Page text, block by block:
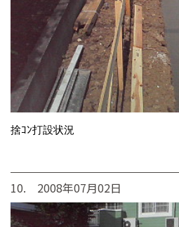
捨ｺﾝ打設状況
10. 2008年07月02日